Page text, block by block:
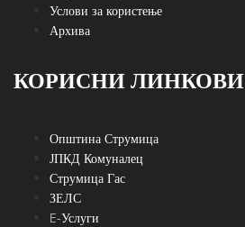
Услови за користење
Архива
КОРИСНИ ЛИНКОВИ
Општина Струмица
ЈПКД Комуналец
Струмица Гас
ЗЕЛС
E-Услуги